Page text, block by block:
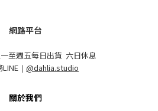
網路平台
至週五每日出貨 六日休息
｜ @dahlia.studio
關於我們